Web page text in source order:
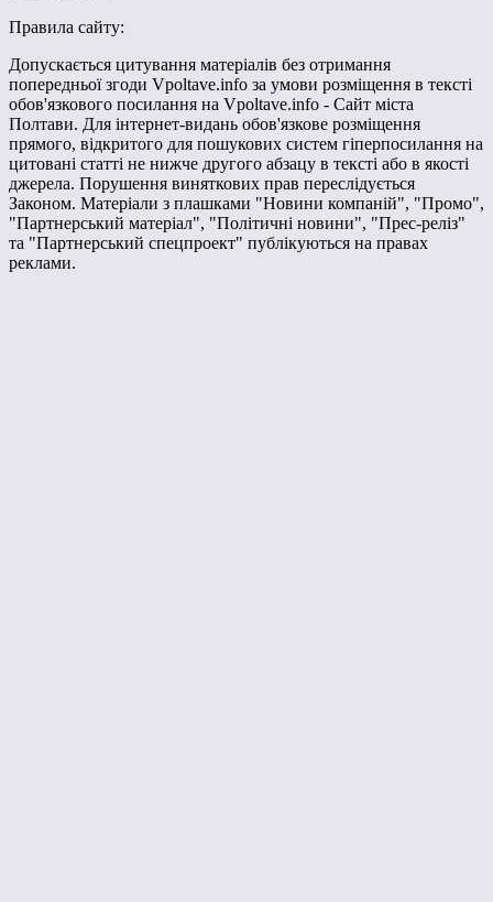
Правила сайту:
Допускається цитування матеріалів без отримання
попередньої згоди Vpoltave.info за умови розміщення в тексті
обов'язкового посилання на Vpoltave.info - Сайт міста
Полтави. Для інтернет-видань обов'язкове розміщення
прямого, відкритого для пошукових систем гіперпосилання на
цитовані статті не нижче другого абзацу в тексті або в якості
джерела. Порушення виняткових прав переслідується
Законом. Матеріали з плашками "Новини компаній", "Промо",
"Партнерський матеріал", "Політичні новини", "Прес-реліз"
та "Партнерський спецпроект" публікуються на правах
реклами.